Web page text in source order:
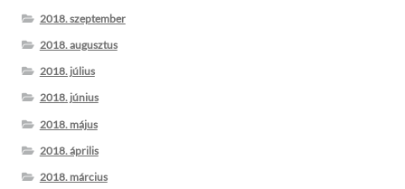
2018. szeptember
2018. augusztus
2018. július
2018. június
2018. május
2018. április
2018. március